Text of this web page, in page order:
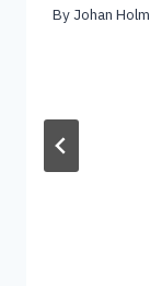
ByJohan Holm